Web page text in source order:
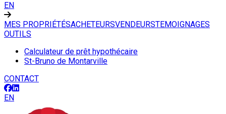
EN
MES PROPRIÉTÉSACHETEURSVENDEURSTEMOIGNAGES
OUTILS
Calculateur de prêt hypothécaire
St-Bruno de Montarville
CONTACT
EN